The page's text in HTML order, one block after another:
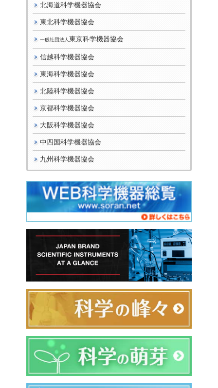
北海道科学機器協会
東北科学機器協会
一般社団法人 東京科学機器協会
信越科学機器協会
東海科学機器協会
北陸科学機器協会
京都科学機器協会
大阪科学機器協会
中四国科学機器協会
九州科学機器協会